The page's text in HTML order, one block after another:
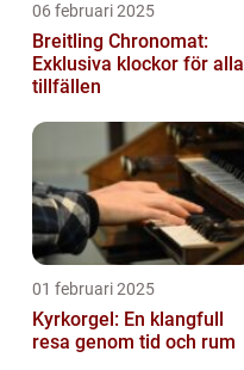
06 februari 2025
Breitling Chronomat:
Exklusiva klockor för alla
tillfällen
01 februari 2025
Kyrkorgel: En klangfull
resa genom tid och rum